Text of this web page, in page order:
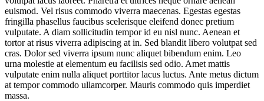
euismod. Vel risus commodo viverra maecenas. Egestas egestas
fringilla phasellus faucibus scelerisque eleifend donec pretium
vulputate. A diam sollicitudin tempor id eu nisl nunc. Aenean et
tortor at risus viverra adipiscing at in. Sed blandit libero volutpat sed
cras. Dolor sed viverra ipsum nunc aliquet bibendum enim. Leo
urna molestie at elementum eu facilisis sed odio. Amet mattis
vulputate enim nulla aliquet porttitor lacus luctus. Ante metus dictum
at tempor commodo ullamcorper. Mauris commodo quis imperdiet
massa.